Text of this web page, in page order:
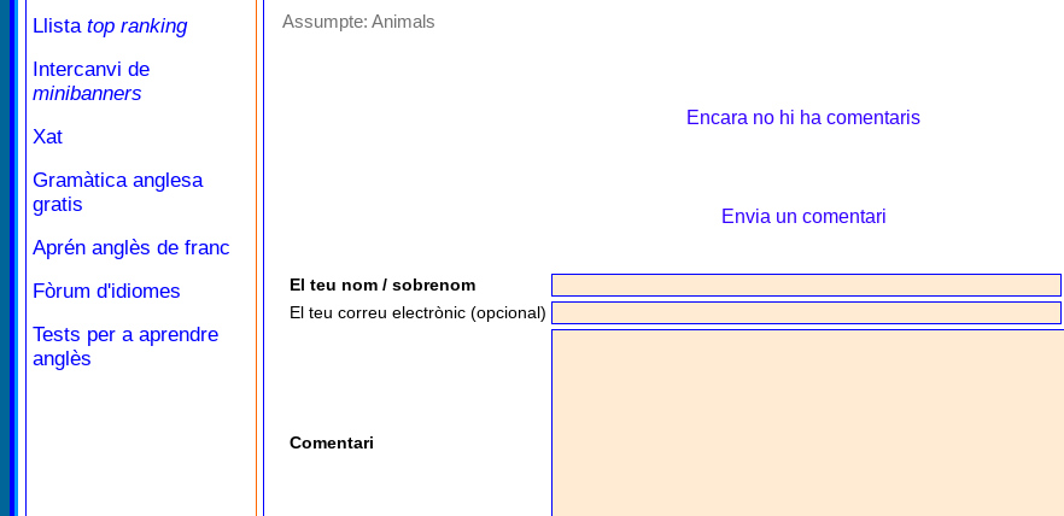
Llista top ranking
Intercanvi de
minibanners
Xat
Gramàtica anglesa
gratis
Aprén anglès de franc
Fòrum d'idiomes
Tests per a aprendre
anglès
Assumpte: Animals
Encara no hi ha comentaris
Envia un comentari
El teu nom / sobrenom
El teu correu electrònic (opcional)
Comentari